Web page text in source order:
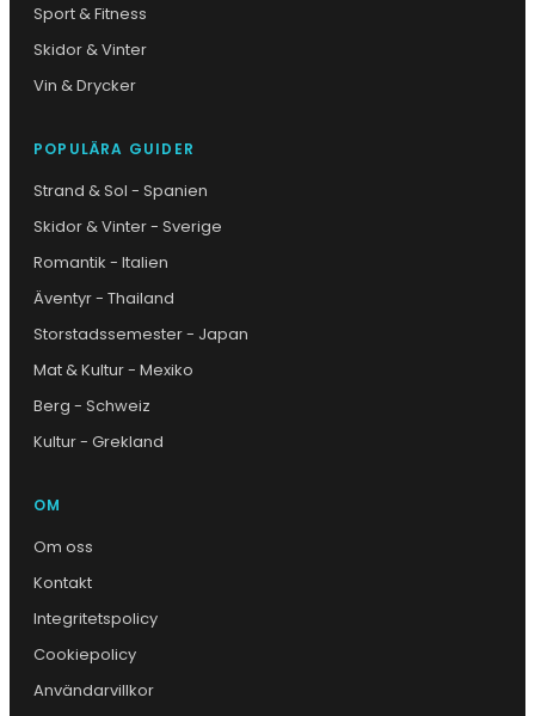
Sport & Fitness
Skidor & Vinter
Vin & Drycker
POPULÄRA GUIDER
Strand & Sol - Spanien
Skidor & Vinter - Sverige
Romantik - Italien
Äventyr - Thailand
Storstadssemester - Japan
Mat & Kultur - Mexiko
Berg - Schweiz
Kultur - Grekland
OM
Om oss
Kontakt
Integritetspolicy
Cookiepolicy
Användarvillkor